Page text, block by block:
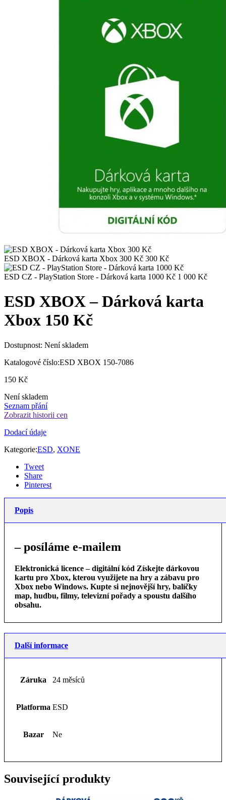
ESD XBOX - Dárková karta Xbox 300 Kč 300 Kč
ESD CZ - PlayStation Store - Dárková karta 1000 Kč 1 000 Kč
ESD XBOX – Dárková karta
Xbox 150 Kč
Dostupnost: Není skladem
Katalogové číslo:ESD XBOX 150-7086
150 Kč
Není skladem
Seznam přání
Zobrazit historii cen
Dodací údaje
Kategorie:ESD, XONE
Tweet
Share
Pinterest
Popis
– posíláme e-mailem
Elektronická licence – digitální kód Získejte dárkovou
kartu pro Xbox, kterou využijete na hry a zábavu pro
Xbox nebo Windows. Kupte si nejnovější hry, balíčky
map, hudbu, filmy, televizní pořady a spoustu dalšího
obsahu.
Další informace
Záruka 24 měsíců
Platforma ESD
Bazar Ne
Související produkty